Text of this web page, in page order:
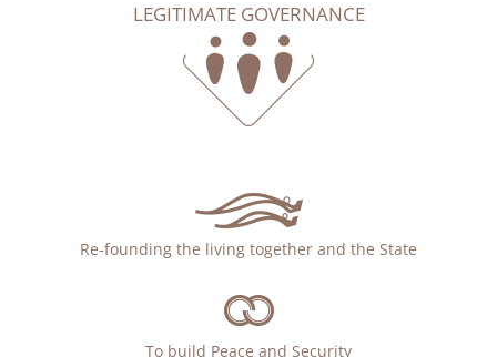
LEGITIMATE GOVERNANCE
Re-founding the living together and the State
To build Peace and Security